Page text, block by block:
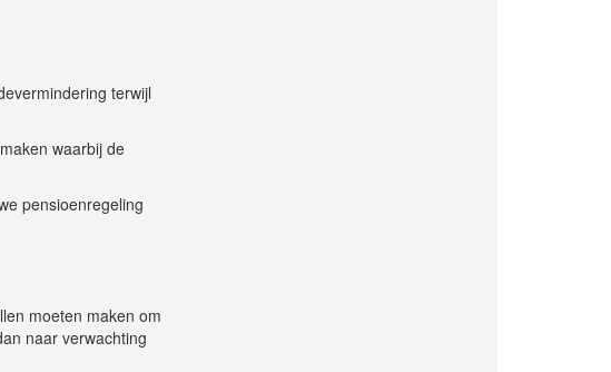
terwijl
waarbij de
pensioenregeling
moeten maken om
naar verwachting